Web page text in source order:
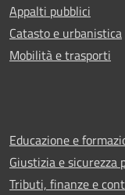
Appalti pubblici
Catasto e urbanistica
Mobilità e trasporti
Educazione e
Giustizia e sicurezza
Tributi, finanze e